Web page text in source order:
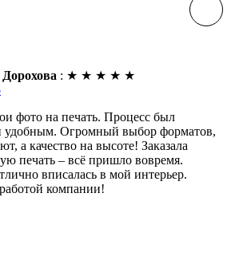
: ★ ★ ★ ★ ★
фото на печать. Процесс был
удобным. Огромный выбор форматов,
а качество на высоте! Заказала
печать – всё пришло вовремя.
вписалась в мой интерьер.
компании!